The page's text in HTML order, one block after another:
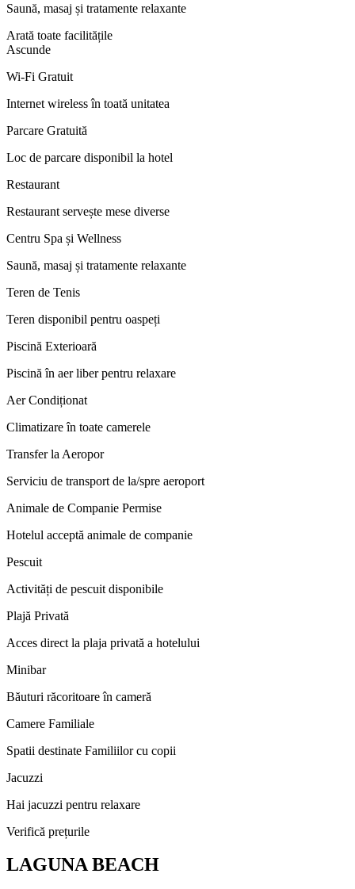
Saună, masaj și tratamente relaxante
Arată toate facilitățile
Ascunde
Wi-Fi Gratuit
Internet wireless în toată unitatea
Parcare Gratuită
Loc de parcare disponibil la hotel
Restaurant
Restaurant servește mese diverse
Centru Spa și Wellness
Saună, masaj și tratamente relaxante
Teren de Tenis
Teren disponibil pentru oaspeți
Piscină Exterioară
Piscină în aer liber pentru relaxare
Aer Condiționat
Climatizare în toate camerele
Transfer la Aeropor
Serviciu de transport de la/spre aeroport
Animale de Companie Permise
Hotelul acceptă animale de companie
Pescuit
Activități de pescuit disponibile
Plajă Privată
Acces direct la plaja privată a hotelului
Minibar
Băuturi răcoritoare în cameră
Camere Familiale
Spatii destinate Familiilor cu copii
Jacuzzi
Hai jacuzzi pentru relaxare
Verifică prețurile
LAGUNA BEACH